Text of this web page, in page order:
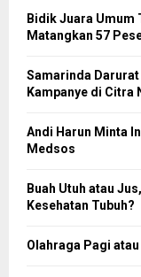
Bidik Juara
Matangkan 57
Samarinda Darurat
Kampanye di Citra
Andi Harun Minta
Medsos
Buah Utuh atau
Kesehatan Tubuh?
Olahraga Pagi